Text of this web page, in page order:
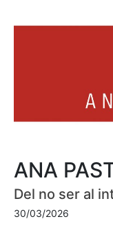
ANA
Del no ser al
30/03/2026